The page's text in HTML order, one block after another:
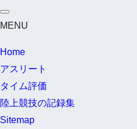
MENU
Home
アスリート
タイム評価
陸上競技の記録集
Sitemap